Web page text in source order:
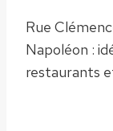
Rue
Napoléon :
restaurants